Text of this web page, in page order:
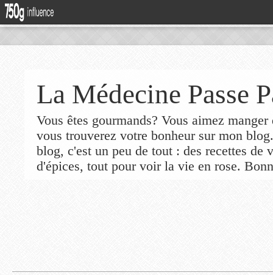
La Médecine Passe
Vous êtes gourmands? Vous aimez
vous trouverez votre bonheur sur mon
blog, c'est un peu de tout : des recettes de
d'épices, tout pour voir la vie en rose.